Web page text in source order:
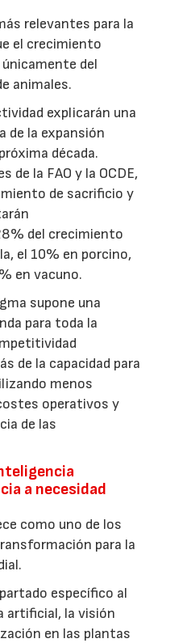
relevantes para la
el crecimiento
del
animales.
explicarán una
de la expansión
década.
de la FAO y la OCDE,
de sacrificio y
del crecimiento
el 10% en porcino,
en vacuno.
supone una
para toda la
de la capacidad para
menos
operativos y
de las
a necesidad
como uno de los
para la
específico al
artificial, la visión
en las plantas